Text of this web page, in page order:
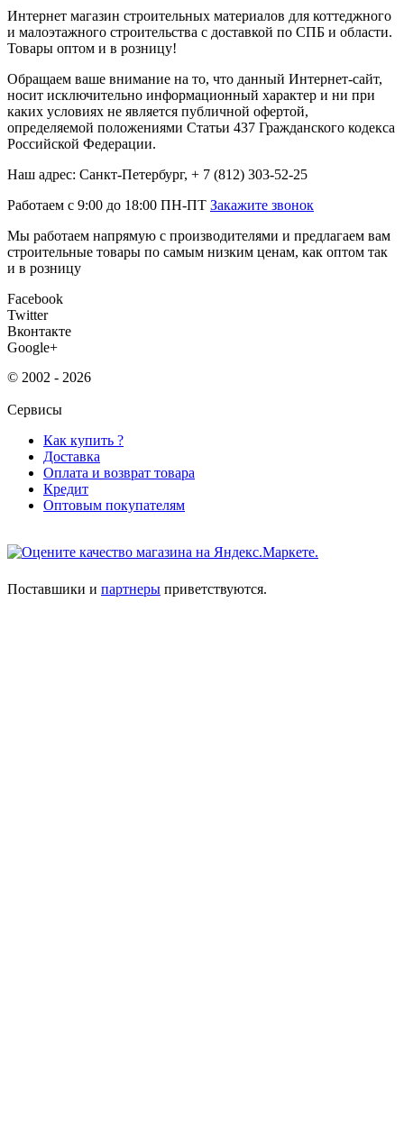
Интернет магазин строительных материалов для коттеджного
и малоэтажного строительства с доставкой по СПБ и области.
Товары оптом и в розницу!
Обращаем ваше внимание на то, что данный Интернет-сайт,
носит исключительно информационный характер и ни при
каких условиях не является публичной офертой,
определяемой положениями Статьи 437 Гражданского кодекса
Российской Федерации.
Наш адрес: Санкт-Петербург, + 7 (812) 303-52-25
Работаем с 9:00 до 18:00 ПН-ПТ Закажите звонок
Мы работаем напрямую с производителями и предлагаем вам
строительные товары по самым низким ценам, как оптом так
и в розницу
Facebook
Twitter
Вконтакте
Google+
© 2002 - 2026
Сервисы
Как купить ?
Доставка
Оплата и возврат товара
Кредит
Оптовым покупателям
Поставшики и партнеры приветствуются.